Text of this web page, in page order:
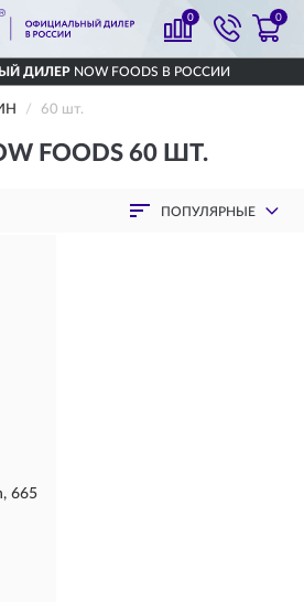
0 0
ДИЛЕРNOW FOODS В РОССИИ
60 шт.
FOODS 60 ШТ.
ПОПУЛЯРНЫЕ
665